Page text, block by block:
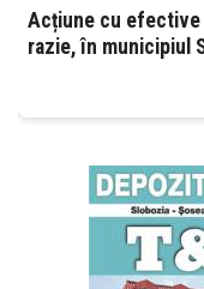
Acțiune cu efective
razie, în municipiul